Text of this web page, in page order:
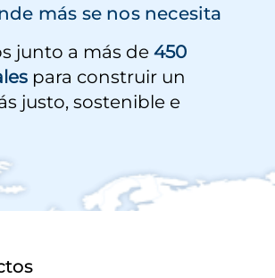
más se nos necesita
junto a más de 450
para construir un
justo, sostenible e